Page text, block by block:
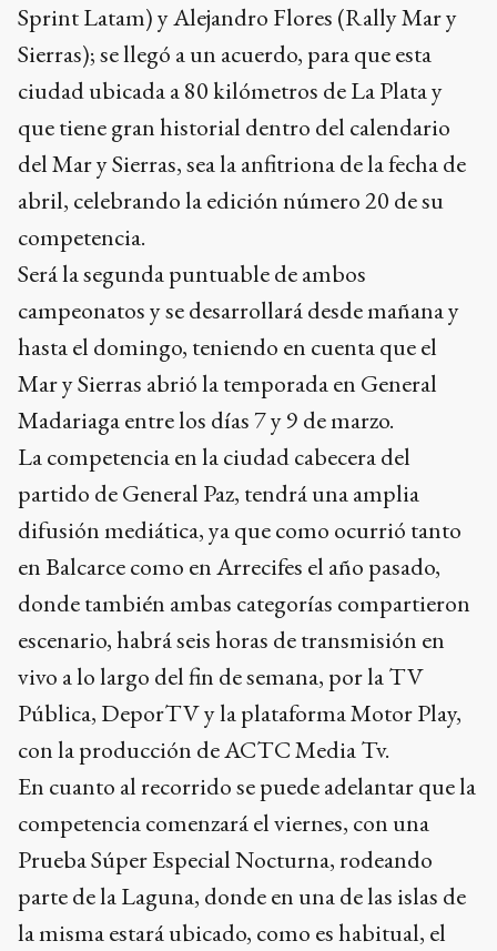
Sprint Latam) y Alejandro Flores (Rally Mar y
Sierras); se llegó a un acuerdo, para que esta
ciudad ubicada a 80 kilómetros de La Plata y
que tiene gran historial dentro del calendario
del Mar y Sierras, sea la anfitriona de la fecha de
abril, celebrando la edición número 20 de su
competencia.
Será la segunda puntuable de ambos
campeonatos y se desarrollará desde mañana y
hasta el domingo, teniendo en cuenta que el
Mar y Sierras abrió la temporada en General
Madariaga entre los días 7 y 9 de marzo.
La competencia en la ciudad cabecera del
partido de General Paz, tendrá una amplia
difusión mediática, ya que como ocurrió tanto
en Balcarce como en Arrecifes el año pasado,
donde también ambas categorías compartieron
escenario, habrá seis horas de transmisión en
vivo a lo largo del fin de semana, por la TV
Pública, DeporTV y la plataforma Motor Play,
con la producción de ACTC Media Tv.
En cuanto al recorrido se puede adelantar que la
competencia comenzará el viernes, con una
Prueba Súper Especial Nocturna, rodeando
parte de la Laguna, donde en una de las islas de
la misma estará ubicado, como es habitual, el